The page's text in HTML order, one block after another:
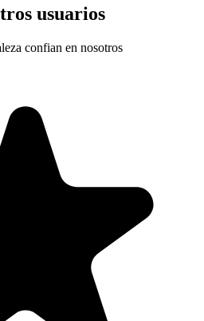
usuarios
confian en nosotros